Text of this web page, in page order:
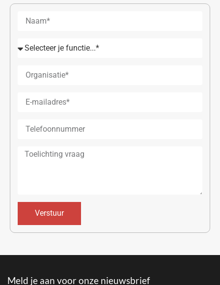
Verstuur
Meld je aan voor onze nieuwsbrief